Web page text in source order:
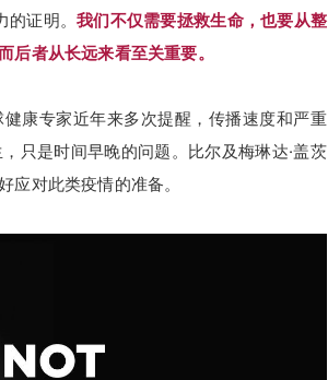
的证明。我们不仅需要拯救生命，也要从整
后者从长远来看至关重要。
康专家近年来多次提醒，传播速度和严重
只是时间早晚的问题。比尔及梅琳达·盖茨
应对此类疫情的准备。